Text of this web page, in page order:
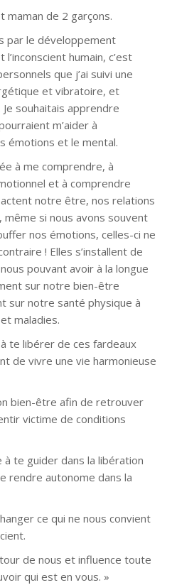
maman de 2 garçons.
par le développement
humain, c’est
que j’ai suivi une
et vibratoire, et
souhaitais apprendre
m’aider à
émotions et le mental.
à me comprendre, à
et à comprendre
notre être, nos relations
si nous avons souvent
nos émotions, celles-ci ne
! Elles s’installent de
pouvant avoir à la longue
sur notre bien-être
sur notre santé physique à
maladies.
te libérer de ces fardeaux
de vivre une vie harmonieuse
bien-être afin de retrouver
victime de conditions
te guider dans la libération
rendre autonome dans la
ce qui ne nous convient
de nous et influence toute
qui est en vous. »